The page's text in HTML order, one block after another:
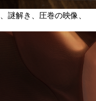
謎解き、圧巻の映像、